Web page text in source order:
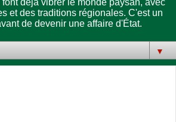
déjà vibrer le monde paysan, avec
et des traditions régionales. C'est un
de devenir une affaire d'État.
▼